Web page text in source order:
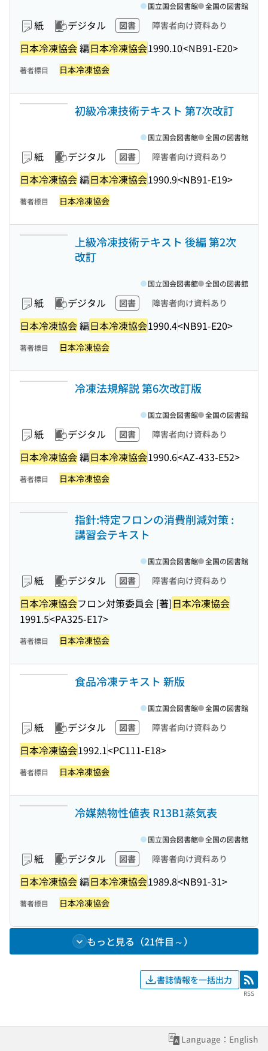
紙 デジタル 図書 障害者向け資料あり
日本冷凍協会編日本冷凍協会1990.10<NB91-E20>
国立国会図書館 全国の図書館
著者標目 日本冷凍協会
初級冷凍技術テキスト 第7次改訂
紙 デジタル 図書 障害者向け資料あり
日本冷凍協会編日本冷凍協会1990.9<NB91-E19>
国立国会図書館 全国の図書館
著者標目 日本冷凍協会
上級冷凍技術テキスト 後編 第2次
改訂
紙 デジタル 図書 障害者向け資料あり
日本冷凍協会編日本冷凍協会1990.4<NB91-E20>
国立国会図書館 全国の図書館
著者標目 日本冷凍協会
冷凍法規解説 第6次改訂版
紙 デジタル 図書 障害者向け資料あり
日本冷凍協会編日本冷凍協会1990.6<AZ-433-E52>
国立国会図書館 全国の図書館
著者標目 日本冷凍協会
指針:特定フロンの消費削減対策 :
講習会テキスト
紙 デジタル 図書 障害者向け資料あり
日本冷凍協会フロン対策委員会 [著]日本冷凍協会
1991.5<PA325-E17>
国立国会図書館 全国の図書館
著者標目 日本冷凍協会
食品冷凍テキスト 新版
紙 デジタル 図書 障害者向け資料あり
日本冷凍協会1992.1<PC111-E18>
国立国会図書館 全国の図書館
著者標目 日本冷凍協会
冷媒熱物性値表 R13B1蒸気表
紙 デジタル 図書 障害者向け資料あり
日本冷凍協会編日本冷凍協会1989.8<NB91-31>
国立国会図書館 全国の図書館
著者標目 日本冷凍協会
もっと見る（21件目～）
書誌情報を一括出力 RSS
RSS
Language：English